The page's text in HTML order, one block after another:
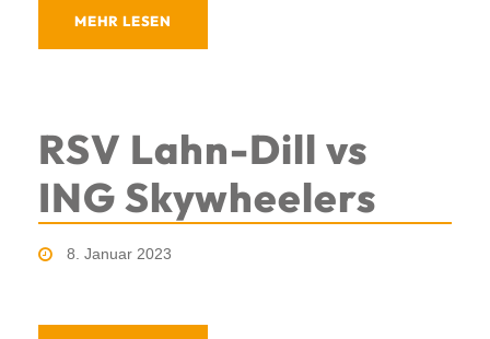
MEHR LESEN
RSV Lahn-Dill vs
ING Skywheelers
8. Januar 2023